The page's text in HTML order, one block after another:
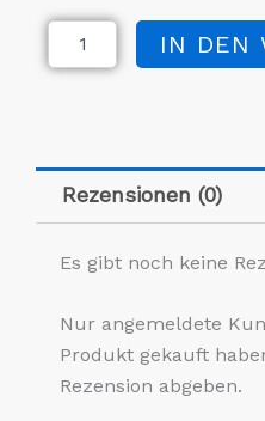
Kapseln
Probe
IN DEN
Rezensionen (0)
Es gibt noch keine
Nur angemeldete
Produkt gekauft
Rezension abgeben.